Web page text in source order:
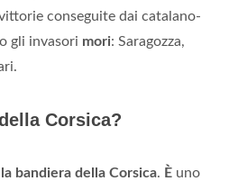
conseguite dai catalano-
gli invasori mori: Saragozza,
Corsica?
bandiera della Corsica. È uno